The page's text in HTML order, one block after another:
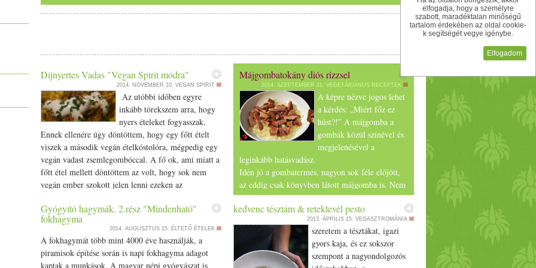
elő egy vágódeszkát, tedd rá az első káposztalevelet; hajtsd be a jobb és bal oldalát is, majd tegyél 2-3
evőkanálnyi tölteléket rá, és csavard fel. Tedd a káposztával kibélelt sütőbe. Az összes káposztalevéllel így járj
- 3 cikk fokhagyma
- 2 nagy fej hagyma
- 1 mk őrölt kömény
- 5 szemborókabogyómegroppantva
- 3 babérlevél
- 1 liter víz
- só
Összekészítjük a fő hozzávalókat egy nagy tálba: Az aszalt szilvát apróra vágjuk, a káposztát
lecsepegtetjük, összevágjuk. Fontos, hogy rendes, erjesztetéssel savanyított káposzta legyen, nehogy
valami citrompótlós vacak. Az almát meghámozzuk, lereszeljük, kiválóan fogja majd lágyítani a káposzta
vadságát. A fokhagymacikkeket összezúzzuk, az árpát megmossuk, lecsepegtetjük.
Az apróra vágott hagymát az olajon lepirítjuk. Levesszük a tűzről, mehet bele az összes fűszer, elkeverjük.
Beletesszük a többi hozzávalót és alaposan átmozgatjuk, hogy mindenből jusson mindenhová. Folyamatos
kevergetés mellett picit pároljuk-pirítjuk. Felöntjük kb. 1 liter vízzel, sózzuk, majd kis lángon készre
főzzük.
Díjnyertes Vadas "Vegan Spirit módra"
2014. NOVEMBER 10. VEGAN SPIRIT
Az utóbbi időben egyre
inkább törekszem arra, hogy
nyers ételeket fogyasszak.
Ennek ellenére úgy döntöttem, hogy egy főtt ételt
viszek a második vegán ételkóstolóra, mégpedig egy
vegán vadast zsemlegombóccal. A fő ok, ami miatt a
főtt étel mellett döntöttem az volt, hogy sok nem
vegán ember szokott jelen lenni ezeken az
banánnal, mint a nyers ételek legegyszerűbb
képviselője, hát nem sokukat fogom megnyerni a
veganizmus számára. Ezért gondoltam, hogy egy
ízletes, magyaros ételt viszek. Sikere is lett, hiszen
annak ellenére, hogy egy órával később érkeztem,
Gyógyító hagymák. 2.rész "Mindenható"
fokhagyma
2014. AUGUSZTUS 15. ÉLTETŐ ÉTELEK
A fokhagymát több mint 4000 éve használják, a
piramisok építése során is napi fokhagyma adagot
kaptak a munkások. A magyar népi gyógyászat is
Májgombatokány diós rizzsel
2014. SZEPTEMBER 21. VEGETÁRIÁNUS RECEPTEK
A képre nézve jogos lehet
a kérdés: „Miért főz ez
húst?!” A májgomba a
gombák közül színével és
megjelenésével a
leginkább hatásvadász.
Idén jó a gombatermés, nagyon sok féle előjött,
az eddig csak könyvben látott májgomba is. Nem
árusítható, így piacon nemigen futni vele össze.
Szedni kell. A bükki tájjelleget megőrizve sötét
trombitagombával, borókával és kakukkfűvel.
Hozzávalók:
- 2 db tenyérnyi májgomba
kedvenc tésztám & reteklevél pesto
2013. ÁPRILIS 15. VEGASZTROMÁNIA
szeretem a tésztákat, igazi
gyors kaja, és ez sokszor
szempont a nagyondolgozós
elfogadja, hogy a személyre
szabott, maradéktalan minőségű
tartalom érdekében az oldal cookie-
k segítségét vegye igénybe.
Elfogadom